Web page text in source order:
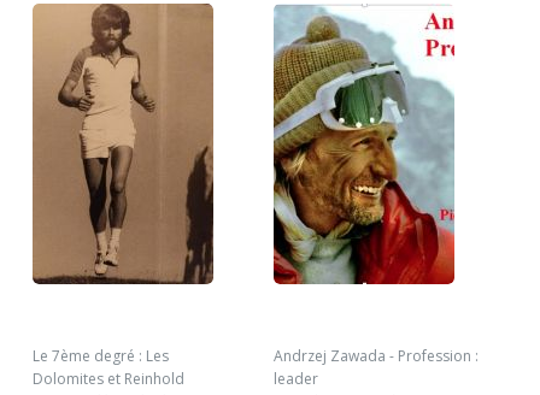
Le 7ème degré : Les
Dolomites et Reinhold
Andrzej Zawada - Profession :
leader